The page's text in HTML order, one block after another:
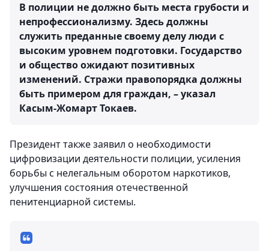
В полиции не должно быть места грубости и
непрофессионализму. Здесь должны
служить преданные своему делу люди с
высоким уровнем подготовки. Государство
и общество ожидают позитивных
изменений. Стражи правопорядка должны
быть примером для граждан, – указал
Касым-Жомарт Токаев.
Президент также заявил о необходимости
цифровизации деятельности полиции, усиления
борьбы с нелегальным оборотом наркотиков,
улучшения состояния отечественной
пенитенциарной системы.